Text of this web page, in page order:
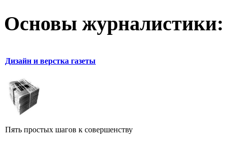
Основы журналистики:
Дизайн и верстка газеты
Пять простых шагов к совершенству